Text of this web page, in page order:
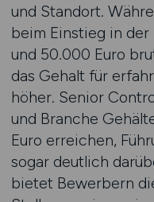
und Standort.
beim Einstieg in
und 50.000 Euro
das Gehalt für
höher. Senior
und Branche
Euro erreichen,
sogar deutlich
bietet Bewerbern